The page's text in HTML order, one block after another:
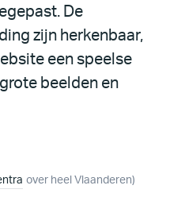
De
zijn herkenbaar,
een speelse
beelden en
over heel Vlaanderen)